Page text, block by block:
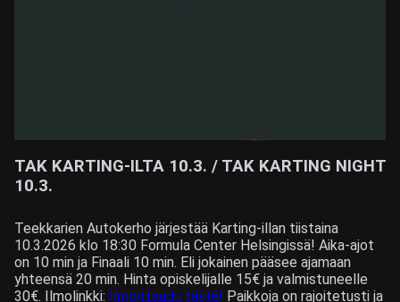
TAK KARTING-ILTA 10.3. / TAK KARTING NIGHT
10.3.
Teekkarien Autokerho järjestää Karting-illan tiistaina
10.3.2026 klo 18:30 Formula Center Helsingissä! Aika-ajot
on 10 min ja Finaali 10 min. Eli jokainen pääsee ajamaan
yhteensä 20 min. Hinta opiskelijalle 15€ ja valmistuneelle
30€. Ilmolinkki: Ilmoittaudu tästä! Paikkoja on rajoitetusti ja